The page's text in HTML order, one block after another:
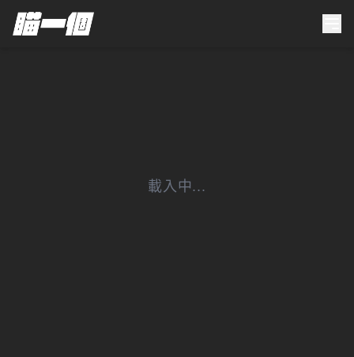
載入中...